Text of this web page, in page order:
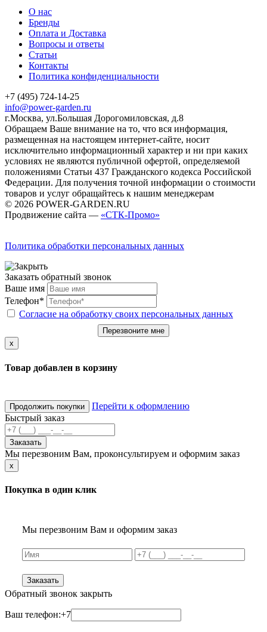
О нас
Бренды
Оплата и Доставка
Вопросы и ответы
Статьи
Контакты
Политика конфиденциальности
+7 (495) 724-14-25
info@power-garden.ru
г.Москва, ул.Большая Дорогомиловская, д.8
Обращаем Ваше внимание на то, что вся информация,
размещенная на настоящем интернет-сайте, носит
исключительно информационный характер и ни при каких
условиях не являются публичной офертой, определяемой
положениями Статьи 437 Гражданского кодекса Российской
Федерации. Для получения точной информации о стоимости
товаров и услуг обращайтесь к нашим менеджерам
© 2026 POWER-GARDEN.RU
Продвижение сайта — «СТК-Промо»
Политика обработки персональных данных
Заказать обратный звонок
Ваше имя
Телефон*
Согласие на обработку своих персональных данных
Перезвоните мне
x
Товар добавлен в корзину
Продолжить покупки
Перейти к оформлению
Быстрый заказ
Заказать
Мы перезвоним Вам, проконсультируем и оформим заказ
x
Покупка в один клик
Мы перезвоним Вам и оформим заказ
Заказать
Обратный звонок закрыть
Ваш телефон:+7